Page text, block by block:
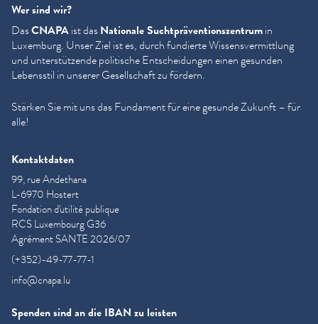
Wer sind wir?
DasCNAPAist dasNationale Sucht­präven­tion­szen­trumin
Luxemburg. Unser Ziel ist es, durch fundierte Wis­sensver­mit­tlung
und unter­stützende politische Entschei­dun­gen einen gesunden
Lebensstil in unserer Gesellschaft zu fördern.
Stärken Sie mit uns das Fundament für eine gesunde Zukunft – für
alle!
Kontaktdaten
99, rue Andethana
L-6970 Hostert
Fondation d'utilité publique
RCS Luxembourg G36
Agrément SANTE 2026/07
(+352)-49-77-77-1
info@cnapa.lu
Spenden sind an die IBAN zu leisten